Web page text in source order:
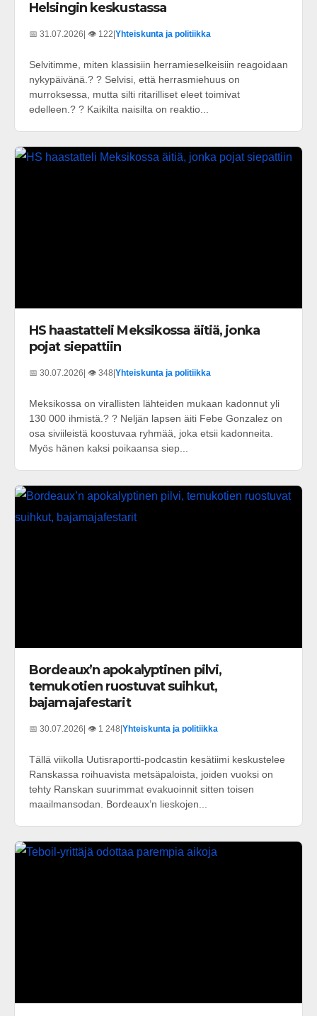
Helsingin keskustassa
📅 31.07.2026| 👁️ 122|Yhteiskunta ja politiikka
Selvitimme, miten klassisiin herramieselkeisiin reagoidaan
nykypäivänä.? ? Selvisi, että herrasmiehuus on
murroksessa, mutta silti ritarilliset eleet toimivat
edelleen.? ? Kaikilta naisilta on reaktio...
HS haastatteli Meksikossa äitiä, jonka
pojat siepattiin
📅 30.07.2026 | 👁️ 348 Yhteiskunta ja politiikka
Meksikossa on virallisten lähteiden mukaan kadonnut yli
130 000 ihmistä.? ? Neljän lapsen äiti Febe Gonzalez on
osa siviileistä koostuvaa ryhmää, joka etsii kadonneita.
Myös hänen kaksi poikaansa siep...
Bordeaux’n apokalyptinen pilvi,
temukotien ruostuvat suihkut,
bajamajafestarit
📅 30.07.2026| 👁️ 1 248|Yhteiskunta ja politiikka
Tällä viikolla Uutisraportti-podcastin kesätiimi keskustelee
Ranskassa roihuavista metsäpaloista, joiden vuoksi on
tehty Ranskan suurimmat evakuoinnit sitten toisen
maailmansodan. Bordeaux’n lieskojen...